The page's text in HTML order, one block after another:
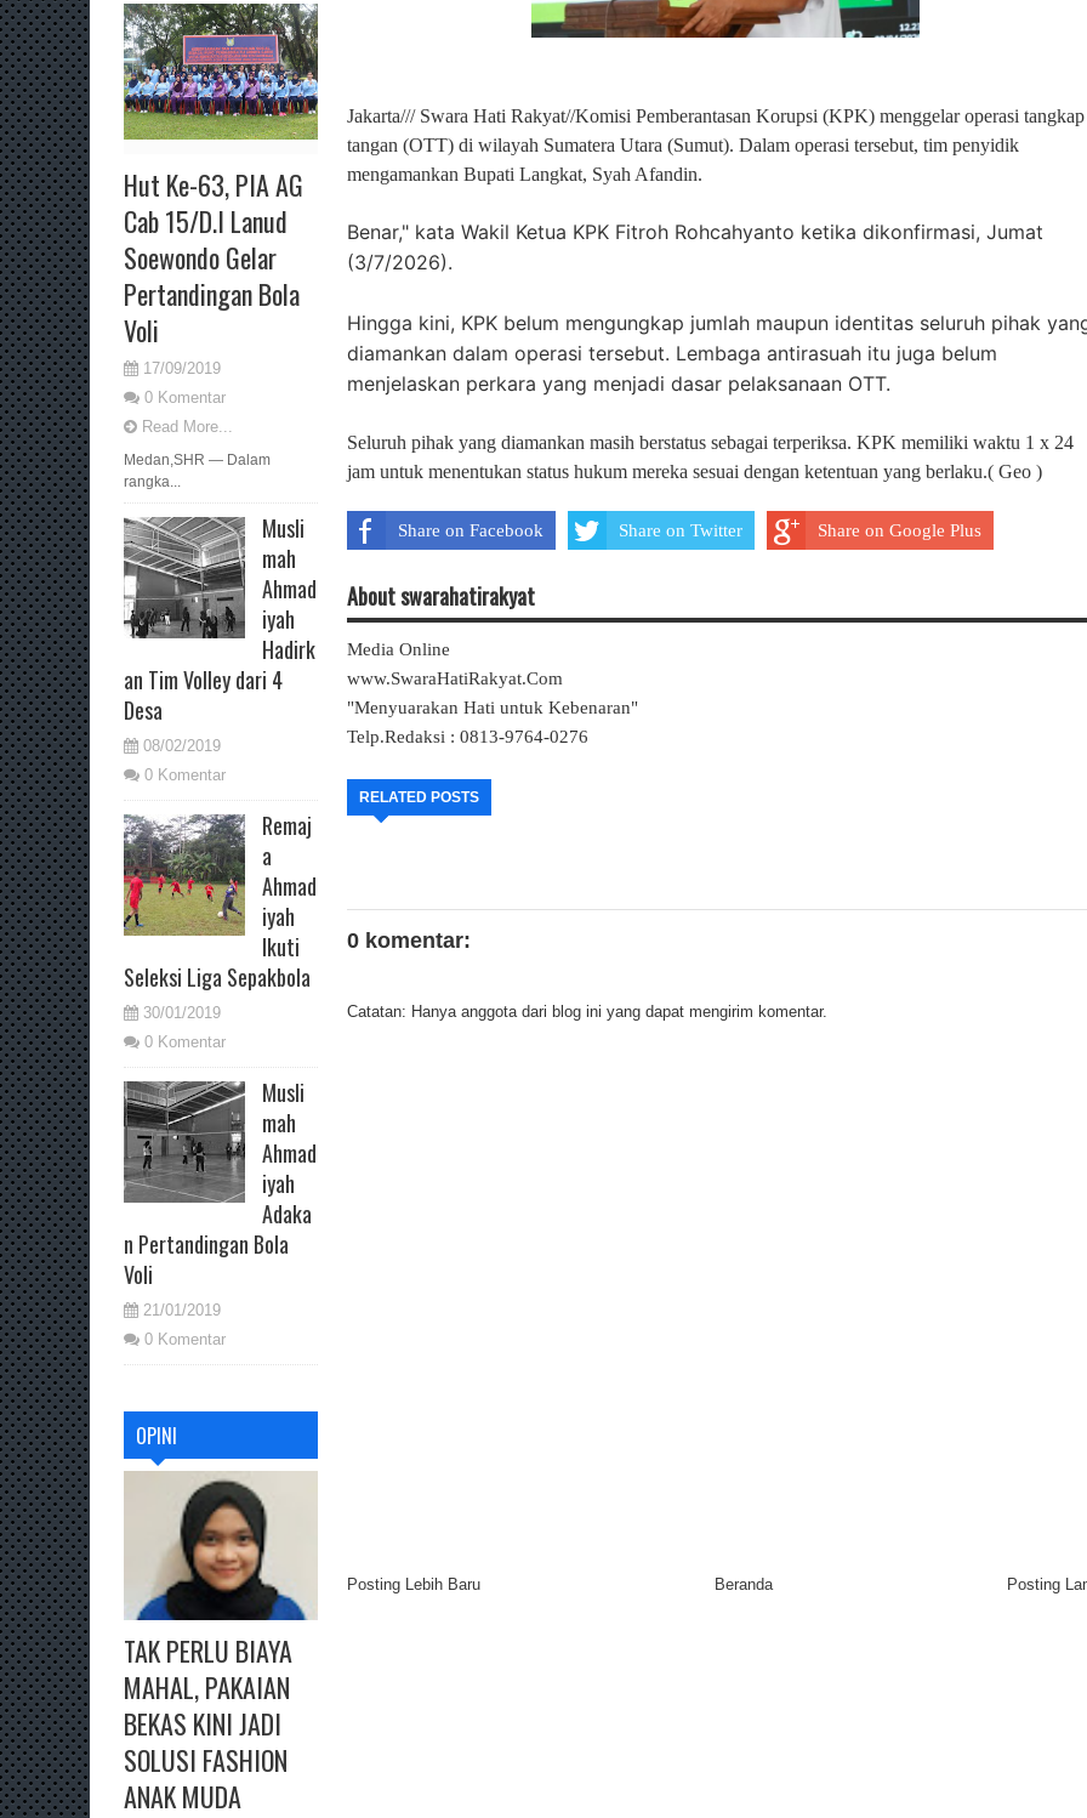
Hut Ke-63, PIA AG
Cab 15/D.I Lanud
Soewondo Gelar
Pertandingan Bola
Voli
17/09/2019
0 Komentar
Read More...
Medan,SHR — Dalam
rangka...
Musli
mah
Ahmad
iyah
Hadirk
an Tim Volley dari 4
Desa
08/02/2019
0 Komentar
Remaj
a
Ahmad
iyah
Ikuti
Seleksi Liga Sepakbola
30/01/2019
0 Komentar
Musli
mah
Ahmad
iyah
Adaka
n Pertandingan Bola
Voli
21/01/2019
0 Komentar
OPINI
TAK PERLU BIAYA
MAHAL, PAKAIAN
BEKAS KINI JADI
SOLUSI FASHION
ANAK MUDA
Jakarta/// Swara Hati Rakyat//Komisi Pemberantasan Korupsi (KPK) menggelar operasi tangkap
tangan (OTT) di wilayah Sumatera Utara (Sumut). Dalam operasi tersebut, tim penyidik
mengamankan Bupati Langkat, Syah Afandin.
Benar," kata Wakil Ketua KPK Fitroh Rohcahyanto ketika dikonfirmasi, Jumat
(3/7/2026).
Hingga kini, KPK belum mengungkap jumlah maupun identitas seluruh pihak
diamankan dalam operasi tersebut. Lembaga antirasuah itu juga belum
menjelaskan perkara yang menjadi dasar pelaksanaan OTT.
Seluruh pihak yang diamankan masih berstatus sebagai terperiksa. KPK memiliki waktu 1 x 24
jam untuk menentukan status hukum mereka sesuai dengan ketentuan yang berlaku.( Geo )
Share on Facebook Share on Twitter Share on Google Plus
About swarahatirakyat
Media Online
www.SwaraHatiRakyat.Com
"Menyuarakan Hati untuk Kebenaran"
Telp.Redaksi : 0813-9764-0276
RELATED POSTS
0 komentar:
Catatan: Hanya anggota dari blog ini yang dapat mengirim komentar.
Posting Lebih Baru Posting
Beranda